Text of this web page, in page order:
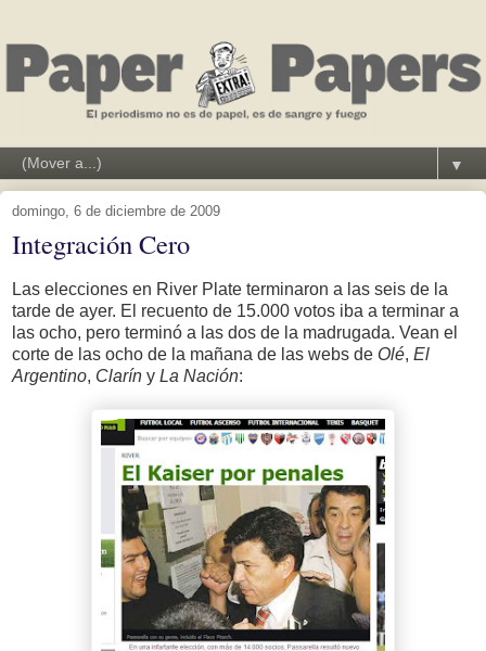
▼
domingo, 6 de diciembre de 2009
Integración Cero
Las elecciones en River Plate terminaron a las seis de la
tarde de ayer. El recuento de 15.000 votos iba a terminar a
las ocho, pero terminó a las dos de la madrugada. Vean el
corte de las ocho de la mañana de las webs de Olé, El
Argentino, Clarín y La Nación: